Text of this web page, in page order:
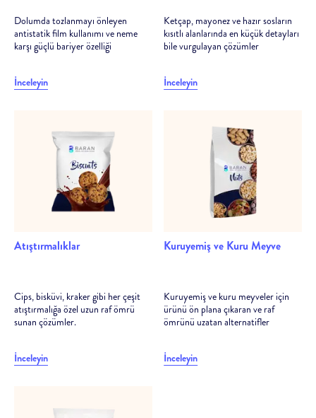
Dolumda tozlanmayı önleyen
antistatik film kullanımı ve neme
karşı güçlü bariyer özelliği
İnceleyin
Ketçap, mayonez ve hazır sosların
kısıtlı alanlarında en küçük detayları
bile vurgulayan çözümler
İnceleyin
Atıştırmalıklar
Cips, bisküvi, kraker gibi her çeşit
atıştırmalığa özel uzun raf ömrü
sunan çözümler.
İnceleyin
Kuruyemiş ve Kuru Meyve
Kuruyemiş ve kuru meyveler için
ürünü ön plana çıkaran ve raf
ömrünü uzatan alternatifler
İnceleyin